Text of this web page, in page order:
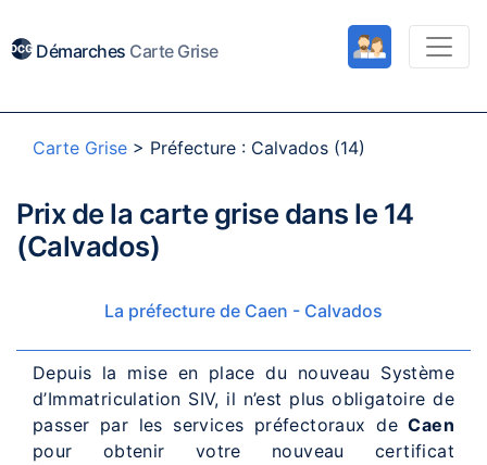
Démarches Carte Grise
Carte Grise > Préfecture : Calvados (14)
Prix de la carte grise dans le 14
(Calvados)
La préfecture de Caen - Calvados
Depuis la mise en place du nouveau Système
d’Immatriculation SIV, il n’est plus obligatoire de
passer par les services préfectoraux deCaen
pour obtenir votre nouveau certificat